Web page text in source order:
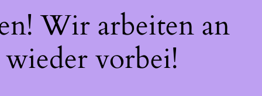
Wir arbeiten an
vorbei!